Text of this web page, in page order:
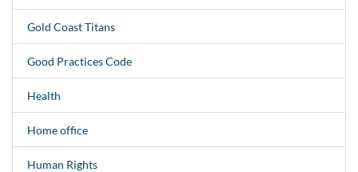
Gold Coast Titans
Good Practices Code
Health
Home office
Human Rights